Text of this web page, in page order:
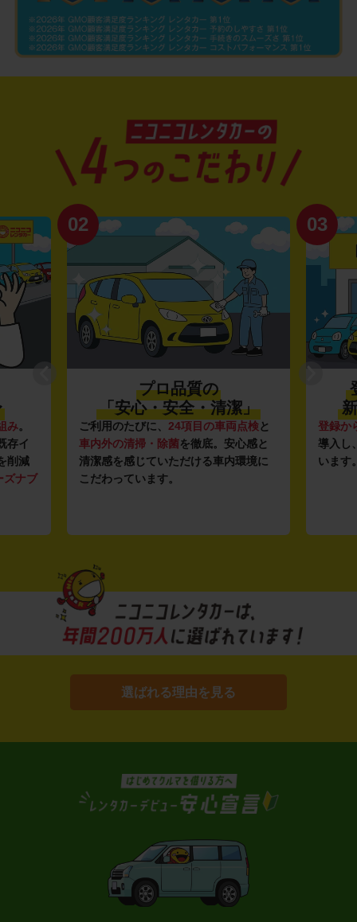
み。
存イ
削減
ズナブ
02
プロ品質の
「安心・安全・清潔」
ご利用のたびに、 24項目の車両点検と
車内外の清掃・除菌を徹底。安心感と
清潔感を感じていただける車内環境に
こだわっています。
03
登録か
導入し
います
選ばれる理由を見る